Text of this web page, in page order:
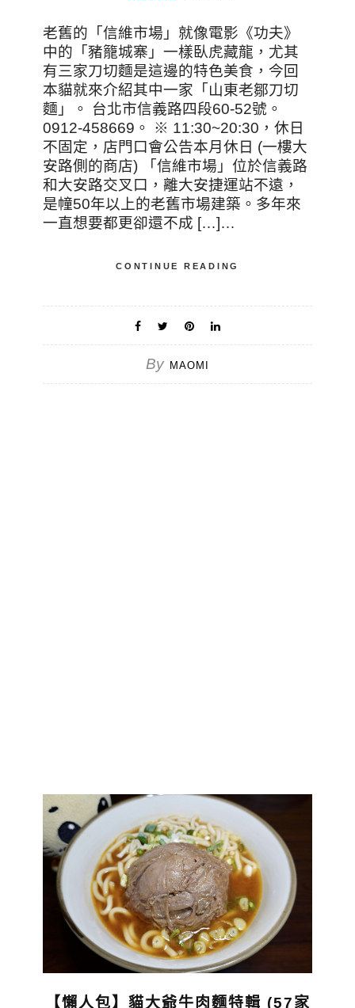
老舊的「信維市場」就像電影《功夫》
中的「豬籠城寨」一樣臥虎藏龍，尤其
有三家刀切麵是這邊的特色美食，今回
本貓就來介紹其中一家「山東老鄒刀切
麵」。 台北市信義路四段60-52號。
0912-458669。 ※ 11:30~20:30，休日
不固定，店門口會公告本月休日 (一樓大
安路側的商店) 「信維市場」位於信義路
和大安路交叉口，離大安捷運站不遠，
是幢50年以上的老舊市場建築。多年來
一直想要都更卻還不成 […]…
CONTINUE READING
By MAOMI
【懶人包】貓大爺牛肉麵特輯 (57家